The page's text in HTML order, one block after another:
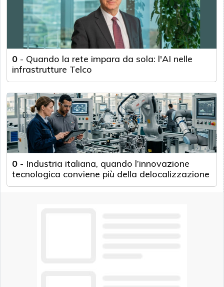
0 - Quando la rete impara da sola: l'AI nelle
infrastrutture Telco
0 - Industria italiana, quando l’innovazione
tecnologica conviene più della delocalizzazione